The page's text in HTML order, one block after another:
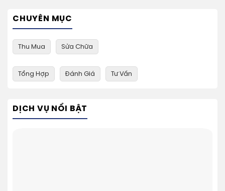
CHUYÊN MỤC
Thu Mua Sửa Chữa
Tổng Hợp Đánh Giá Tư Vấn
DỊCH VỤ NỔI BẬT